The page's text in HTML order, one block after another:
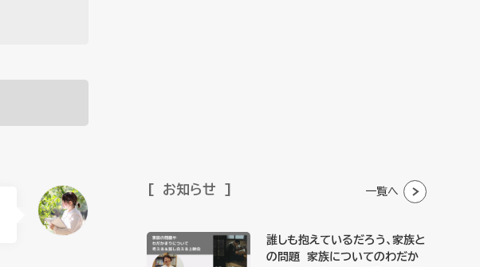
お知らせ 一覧へ
誰しも抱えているだろう、家族と
の問題 家族についてのわだか